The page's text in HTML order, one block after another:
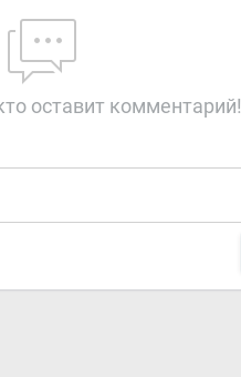
оставит комментарий!